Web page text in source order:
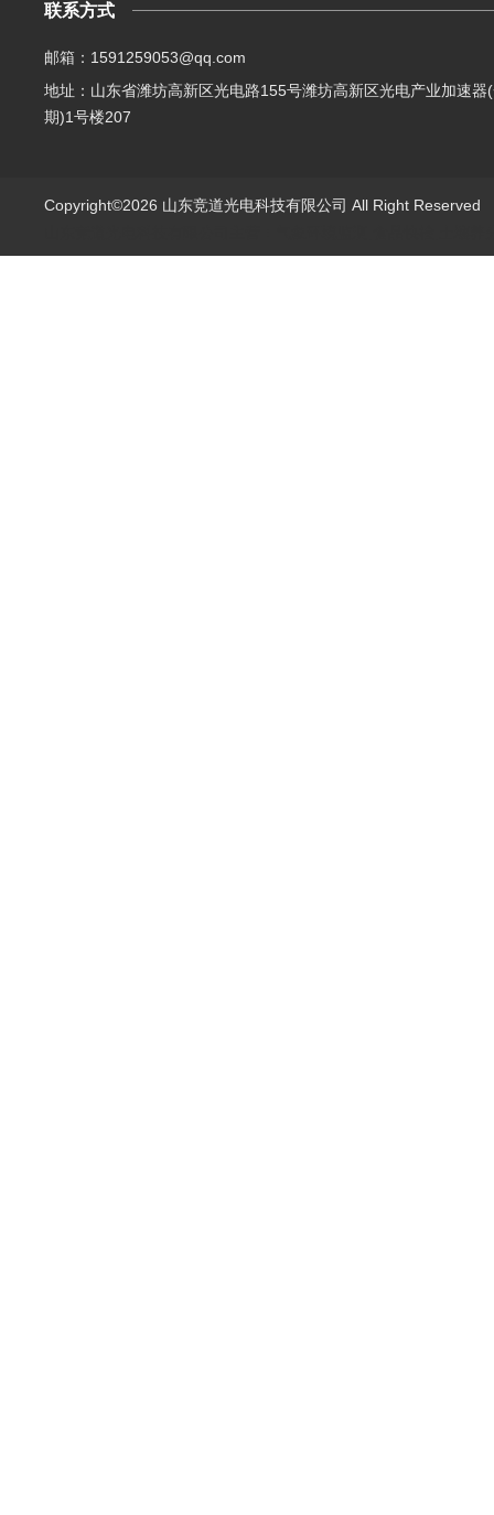
联系方式
邮箱：1591259053@qq.com
地址：山东省潍坊高新区光电路155号潍坊高新区光电产业加速器
期)1号楼207
Copyright©2026 山东竞道光电科技有限公司 All Right